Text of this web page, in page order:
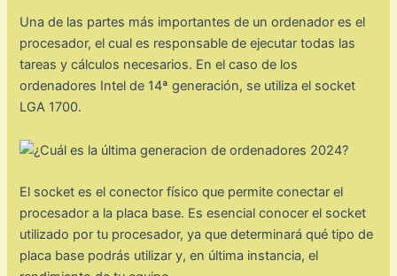
Una de las partes más importantes de un ordenador es el
procesador, el cual es responsable de ejecutar todas las
tareas y cálculos necesarios. En el caso de los
ordenadores Intel de 14ª generación, se utiliza el socket
LGA 1700.
El socket es el conector físico que permite conectar el
procesador a la placa base. Es esencial conocer el socket
utilizado por tu procesador, ya que determinará qué tipo de
placa base podrás utilizar y, en última instancia, el